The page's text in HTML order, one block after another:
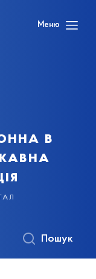
Меню
в
Пошук